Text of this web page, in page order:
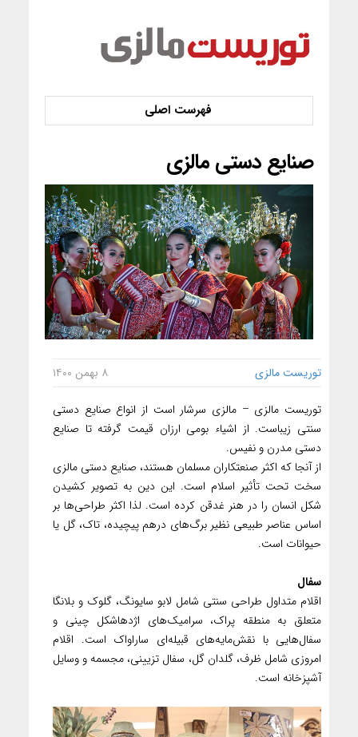
صنایع دستی مالزی
توریست مالزی ۸ بهمن ۱۴۰۰
توریست مالزی – مالزی سرشار است از انواع صنایع دستی
سنتی زیباست. از اشیاء بومی ارزان قیمت گرفته تا صنایع
دستی مدرن و نفیس.
از آنجا که اکثر صنعتکاران مسلمان هستند، صنایع دستی مالزی
سخت تحت تأثیر اسلام است. این دین به تصویر کشیدن
شکل انسان را در هنر غدقن کرده است. لذا اکثر طراحی‌ها بر
اساس عناصر طبیعی نظیر برگ‌های درهم پیچیده، تاک، گل یا
حیوانات است.
سفال
اقلام متداول طراحی سنتی شامل لابو سایونگ، گلوک و بلانگا
متعلق به منطقه پراک، سرامیک‌های اژدهاشکل چینی و
سفال‌هایی با نقش‌مایه‌های قبیله‌ای ساراواک است. اقلام
امروزی شامل ظرف، گلدان گل، سفال تزیینی، مجسمه و وسایل
آشپزخانه است.